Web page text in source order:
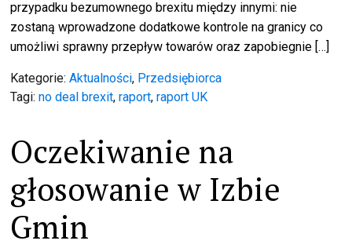
przypadku bezumownego brexitu między innymi: nie
zostaną wprowadzone dodatkowe kontrole na granicy co
umożliwi sprawny przepływ towarów oraz zapobiegnie […]
Kategorie:Aktualności, Przedsiębiorca
Tagi:no deal brexit,raport,raport UK
Oczekiwanie na
głosowanie w Izbie
Gmin